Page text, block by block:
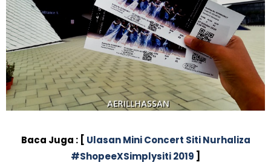
Baca Juga : [ Ulasan Mini Concert Siti Nurhaliza
#ShopeeXSimplysiti 2019 ]